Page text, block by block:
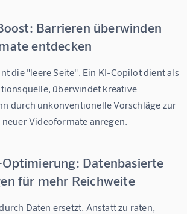
Barrieren überwinden
entdecken
die "leere Seite". Ein KI-Copilot dient als
überwindet kreative
durch unkonventionelle Vorschläge zur
Videoformate anregen.
Datenbasierte
für mehr Reichweite
Daten ersetzt. Anstatt zu raten,